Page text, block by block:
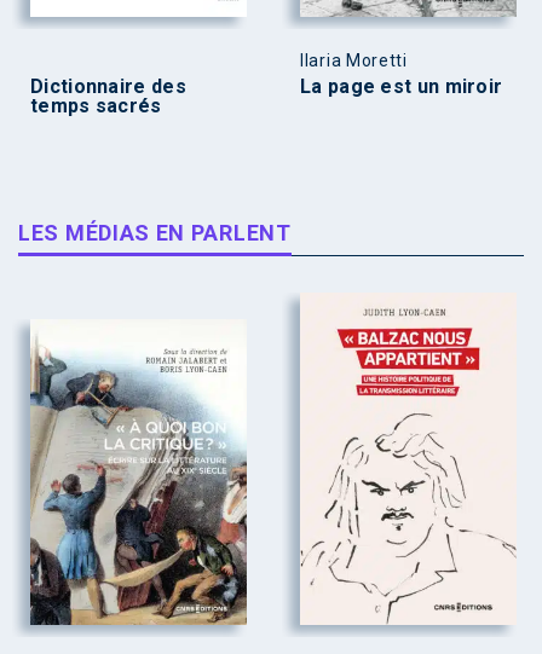
Dictionnaire des
temps sacrés
Ilaria Moretti
La page est un miroir
LES MÉDIAS EN PARLENT